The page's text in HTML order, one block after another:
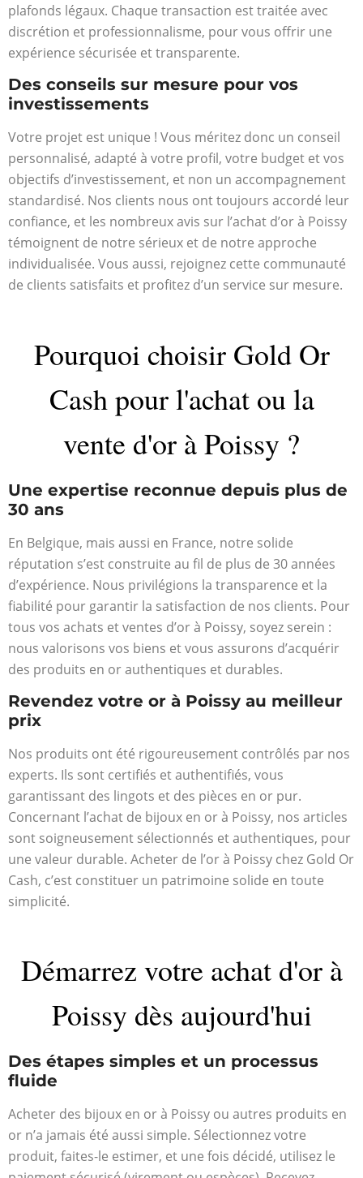
plafonds légaux. Chaque transaction est traitée avec
discrétion et professionnalisme, pour vous offrir une
expérience sécurisée et transparente.
Des conseils sur mesure pour vos
investissements
Votre projet est unique ! Vous méritez donc un conseil
personnalisé, adapté à votre profil, votre budget et vos
objectifs d’investissement, et non un accompagnement
standardisé. Nos clients nous ont toujours accordé leur
confiance, et les nombreux avis sur l’achat d’or à Poissy
témoignent de notre sérieux et de notre approche
individualisée. Vous aussi, rejoignez cette communauté
de clients satisfaits et profitez d’un service sur mesure.
Pourquoi choisir Gold Or
Cash pour l'achat ou la
vente d'or à Poissy ?
Une expertise reconnue depuis plus de
30 ans
En Belgique, mais aussi en France, notre solide
réputation s’est construite au fil de plus de 30 années
d’expérience. Nous privilégions la transparence et la
fiabilité pour garantir la satisfaction de nos clients. Pour
tous vos achats et ventes d’or à Poissy, soyez serein :
nous valorisons vos biens et vous assurons d’acquérir
des produits en or authentiques et durables.
Revendez votre or à Poissy au meilleur
prix
Nos produits ont été rigoureusement contrôlés par nos
experts. Ils sont certifiés et authentifiés, vous
garantissant des lingots et des pièces en or pur.
Concernant l’achat de bijoux en or à Poissy, nos articles
sont soigneusement sélectionnés et authentiques, pour
une valeur durable. Acheter de l’or à Poissy chez Gold Or
Cash, c’est constituer un patrimoine solide en toute
simplicité.
Démarrez votre achat d'or à
Poissy dès aujourd'hui
Des étapes simples et un processus
fluide
Acheter des bijoux en or à Poissy ou autres produits en
or n’a jamais été aussi simple. Sélectionnez votre
produit, faites-le estimer, et une fois décidé, utilisez le